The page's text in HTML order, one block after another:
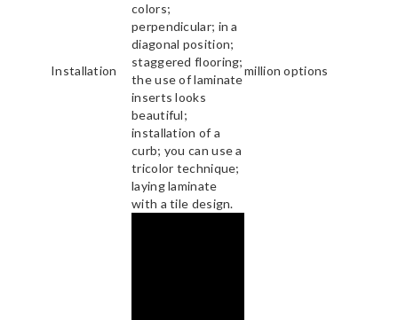
Installation
colors;
perpendicular; in a
diagonal position;
staggered flooring;
the use of laminate
inserts looks
beautiful;
installation of a
curb; you can use a
tricolor technique;
laying laminate
with a tile design.
million options